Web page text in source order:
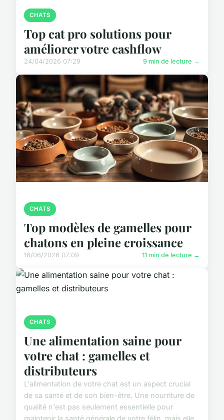
CHATS
Top cat pro solutions pour
améliorer votre cashflow
24/04/2026 07:29 9 min de lecture →
CHATS
Top modèles de gamelles pour
chatons en pleine croissance
16/06/2026 07:09 11 min de lecture →
CHATS
Une alimentation saine pour
votre chat : gamelles et
distributeurs
L'alimentation de votre chat est un aspect crucial
de sa santé et de son bien-être. Une nourriture de
qualité n'est pas seulement essentielle pour